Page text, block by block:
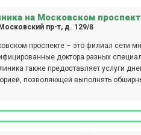
на Московском
пр-т, д. 129/8
проспекте – это филиал сети
доктора разных
также предоставляет услуги
позволяющей выполнять
и КТ диагностика, рентгенография,
центр с отделением